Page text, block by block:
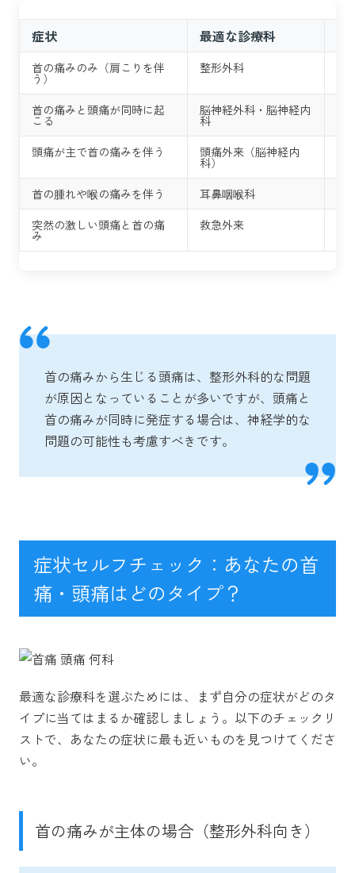
症状 最適な診療科
首の痛みのみ（肩こりを伴
う）
整形外科
首の痛みと頭痛が同時に起
こる
脳神経外科・脳神経内
科
頭痛が主で首の痛みを伴う 頭痛外来（脳神経内
科）
首の腫れや喉の痛みを伴う 耳鼻咽喉科
突然の激しい頭痛と首の痛
み
救急外来
首の痛みから生じる頭痛は、整形外科的な問題
が原因となっていることが多いですが、頭痛と
首の痛みが同時に発症する場合は、神経学的な
問題の可能性も考慮すべきです。
症状セルフチェック：あなたの首
痛・頭痛はどのタイプ？
最適な診療科を選ぶためには、まず自分の症状がどのタ
イプに当てはまるか確認しましょう。以下のチェックリ
ストで、あなたの症状に最も近いものを見つけてくださ
い。
首の痛みが主体の場合（整形外科向き）